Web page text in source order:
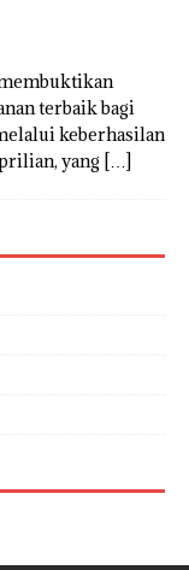
terbaik bagi
keberhasilan
yang […]